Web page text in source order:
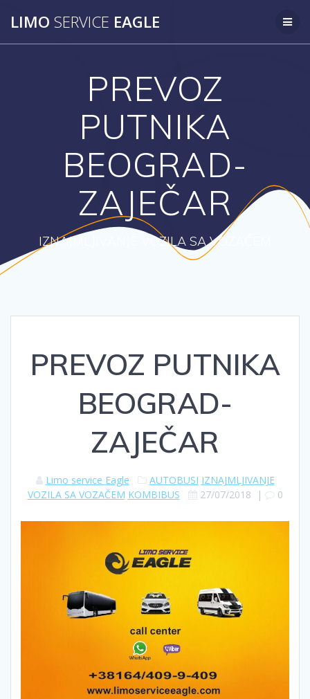
to
LIMO SERVICE EAGLE
PREVOZ
PUTNIKA
BEOGRAD-
ZAJEČAR
IZNAJMLJIVANJE VOZILA SA VOZAČEM
PREVOZ PUTNIKA
BEOGRAD-
ZAJEČAR
Limo service Eagle AUTOBUSI IZNAJMLJIVANJE
VOZILA SA VOZAČEM KOMBIBUS 27/07/2018 | 0